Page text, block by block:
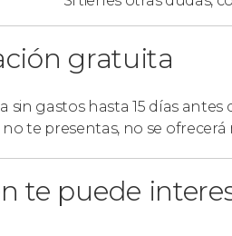
puntos de
la modalidad que escojáis,
de encuentro:
Nacional de Arte Moderno
gratuita
sin gastos hasta 15 días
no te presentas, no se
te puede